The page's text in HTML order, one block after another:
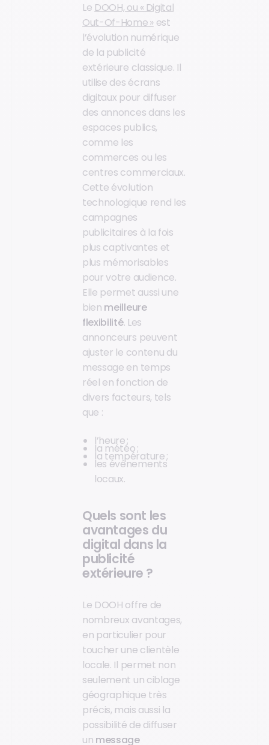
Le DOOH, ou « Digital
Out-Of-Home » est
l’évolution numérique
de la publicité
extérieure classique. Il
utilise des écrans
digitaux pour diffuser
des annonces dans les
espaces publics,
comme les
commerces ou les
centres commerciaux.
Cette évolution
technologique rend les
campagnes
publicitaires à la fois
plus captivantes et
plus mémorisables
pour votre audience.
Elle permet aussi une
bien meilleure
flexibilité. Les
annonceurs peuvent
ajuster le contenu du
message en temps
réel en fonction de
divers facteurs, tels
que :
l’heure ;
la météo ;
la température ;
les événements
locaux.
Quels sont les
avantages du
digital dans la
publicité
extérieure ?
Le DOOH offre de
nombreux avantages,
en particulier pour
toucher une clientèle
locale. Il permet non
seulement un ciblage
géographique très
précis, mais aussi la
possibilité de diffuser
un message